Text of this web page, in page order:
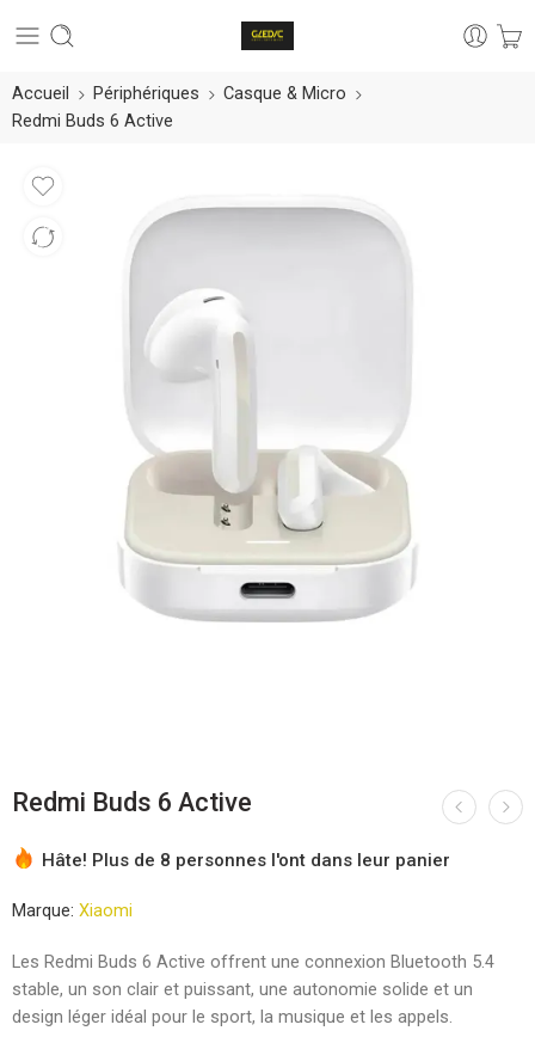
Accueil Périphériques
Casque & Micro
Redmi Buds 6 Active
Redmi Buds 6 Active
Hâte! Plus de 8 personnes l'ont dans leur panier
Marque: Xiaomi
Les Redmi Buds 6 Active offrent une connexion Bluetooth 5.4
stable, un son clair et puissant, une autonomie solide et un
design léger idéal pour le sport, la musique et les appels.